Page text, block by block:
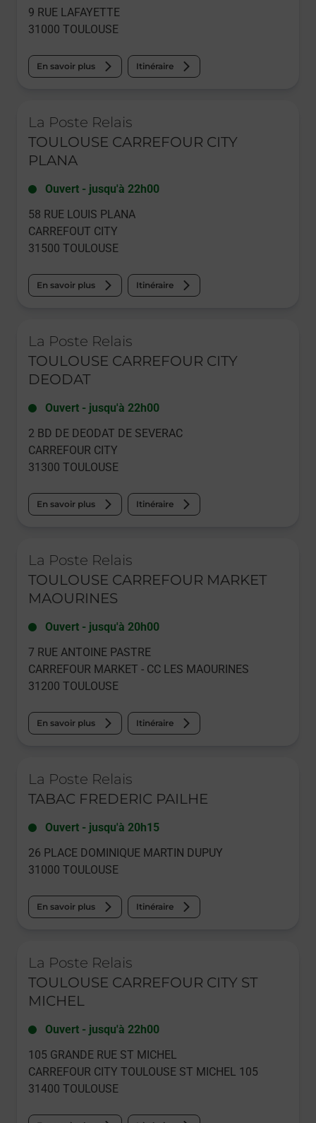
9 RUE LAFAYETTE
31000 TOULOUSE
En savoir plus Itinéraire
La Poste Relais
TOULOUSE CARREFOUR CITY
PLANA
Ouvert - jusqu'à 22h00
58 RUE LOUIS PLANA
CARREFOUT CITY
31500 TOULOUSE
En savoir plus Itinéraire
La Poste Relais
TOULOUSE CARREFOUR CITY
DEODAT
Ouvert - jusqu'à 22h00
2 BD DE DEODAT DE SEVERAC
CARREFOUR CITY
31300 TOULOUSE
En savoir plus Itinéraire
La Poste Relais
TOULOUSE CARREFOUR MARKET
MAOURINES
Ouvert - jusqu'à 20h00
7 RUE ANTOINE PASTRE
CARREFOUR MARKET - CC LES MAOURINES
31200 TOULOUSE
En savoir plus Itinéraire
La Poste Relais
TABAC FREDERIC PAILHE
Ouvert - jusqu'à 20h15
26 PLACE DOMINIQUE MARTIN DUPUY
31000 TOULOUSE
En savoir plus Itinéraire
La Poste Relais
TOULOUSE CARREFOUR CITY ST
MICHEL
Ouvert - jusqu'à 22h00
105 GRANDE RUE ST MICHEL
CARREFOUR CITY TOULOUSE ST MICHEL 105
31400 TOULOUSE